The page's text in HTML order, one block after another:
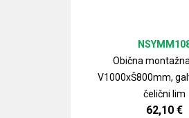
Obična
V1000xŠ800mm,
čelični lim
62,10 €